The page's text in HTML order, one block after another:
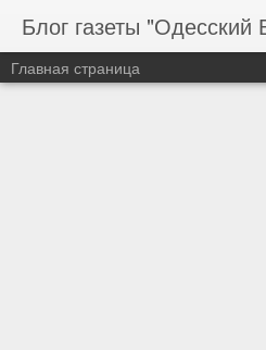
Главная страница